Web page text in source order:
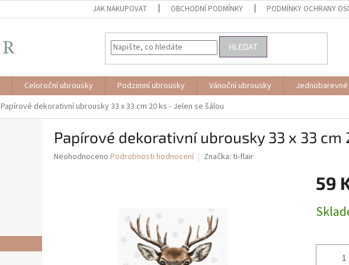
JAK NAKUPOVAT OBCHODNÍ PODMÍNKY PODMÍNKY OCHRANY
HLEDAT
Celoroční ubrousky Podzimní ubrousky Vánoční ubrousky
Papírové dekorativní ubrousky 33 x 33 cm 20 ks - Jelen se šálou
Papírové dekorativní ubrousky 33 x 33 cm
Průměrné
Neohodnoceno Podrobnosti hodnocení Značka: ti-flair
59
cena: